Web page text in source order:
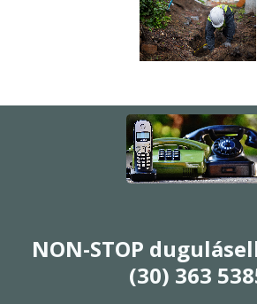
NON-STOP
(30) 363